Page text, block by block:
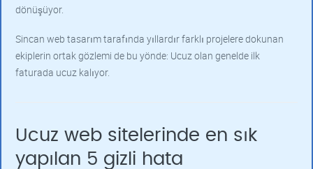
dönüşüyor.
Sincan web tasarım tarafında yıllardır farklı projelere dokunan
ekiplerin ortak gözlemi de bu yönde: Ucuz olan genelde ilk
faturada ucuz kalıyor.
Ucuz web sitelerinde en sık
yapılan 5 gizli hata